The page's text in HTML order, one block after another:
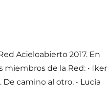
Acieloabierto 2017. En
de la Red: • Iker
De camino al otro. • Lucía